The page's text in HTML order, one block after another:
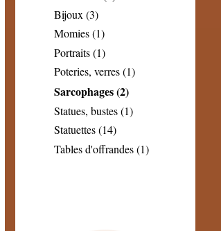
Bijoux (3)
Momies (1)
Portraits (1)
Poteries, verres (1)
Sarcophages (2)
Statues, bustes (1)
Statuettes (14)
Tables d'offrandes (1)